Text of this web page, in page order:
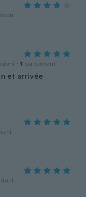
· 1 caricamenti
et arrivée